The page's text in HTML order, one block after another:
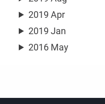
2019 Apr
2019 Jan
2016 May